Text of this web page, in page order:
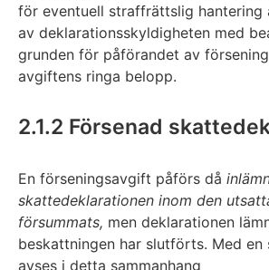
för eventuell straffrättslig hantering
av deklarationsskyldigheten med
grunden för påförandet av
avgiftens ringa belopp.
2.1.2 Försenad
En förseningsavgift påförs då
skattedeklarationen inom den
försummats, men deklarationen
beskattningen har slutförts. Med
avses i detta sammanhang